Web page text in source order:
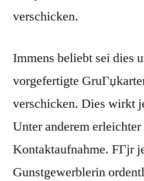
verschicken.
Immens beliebt sei dies
vorgefertigte
verschicken. Dies wirkt
Unter anderem erleichter
Kontaktaufnahme. FГјr
Gunstgewerblerin